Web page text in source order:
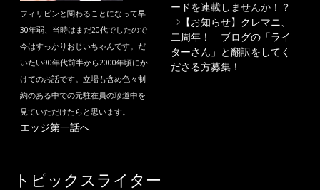
フィリピンと関わることになって早
30年弱、当時はまだ20代でしたので
今はすっかりおじいちゃんです。だ
いたい90年代前半から2000年頃にか
けてのお話です。立場も含め色々制
約のある中での元駐在員の珍道中を
見ていただけたらと思います。
エッジ第一話へ
ードを連載しませんか！？
⇒ 【お知らせ】クレマニ、
二周年！ ブログの「ライ
ターさん」と翻訳をしてく
ださる方募集！
トピックスライター